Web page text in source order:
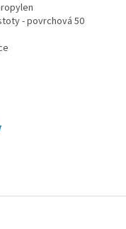
- povrchová 50